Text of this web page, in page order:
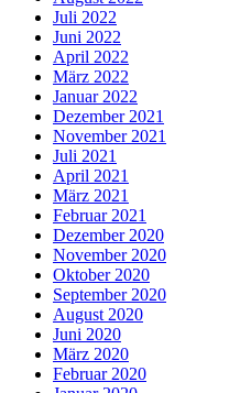
Juli 2022
Juni 2022
April 2022
März 2022
Januar 2022
Dezember 2021
November 2021
Juli 2021
April 2021
März 2021
Februar 2021
Dezember 2020
November 2020
Oktober 2020
September 2020
August 2020
Juni 2020
März 2020
Februar 2020